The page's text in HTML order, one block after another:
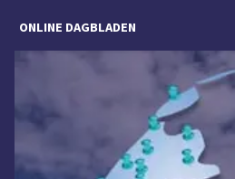
ONLINE DAGBLADEN